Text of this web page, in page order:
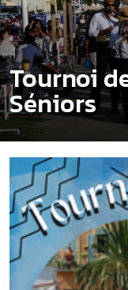
Tournoi
Séniors